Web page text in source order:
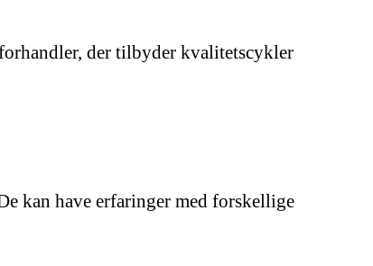
der tilbyder kvalitetscykler
kan have erfaringer med forskellige